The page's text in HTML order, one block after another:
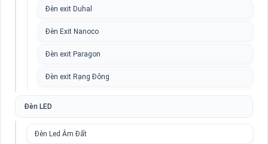
Đèn exit Duhal
Đèn Exit Nanoco
Đèn exit Paragon
Đèn exit Rạng Đông
Đèn LED
Đèn Led Âm Đất